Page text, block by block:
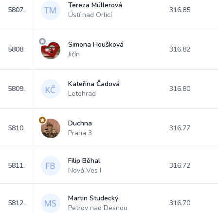
5807.
Tereza Müllerová
Ústí nad Orlicí
316.85
5808.
Simona Houšková
Jičín
316.82
5809.
Kateřina Čadová
Letohrad
316.80
5810.
Duchna
Praha 3
316.77
5811.
Filip Běhal
Nová Ves I
316.72
5812.
Martin Studecký
Petrov nad Desnou
316.70